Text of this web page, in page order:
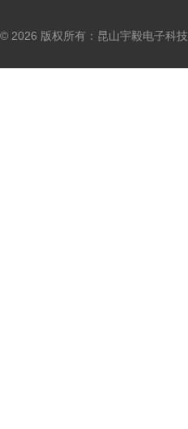
© 2026 版权所有：昆山宇毅电子科